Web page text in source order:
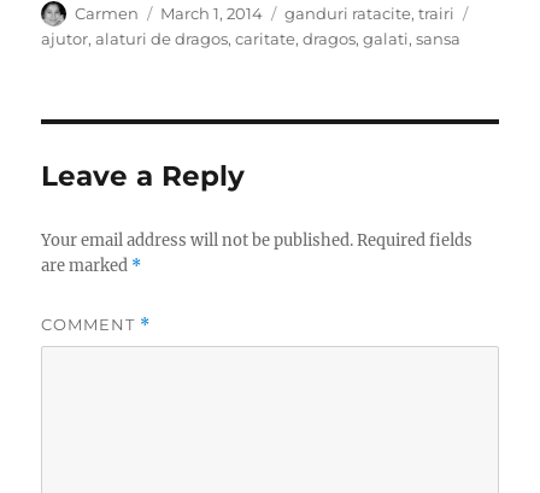
Author
Carmen
Posted
on
March 1, 2014 Categories
ganduri ratacite,trairi
ajutor,alaturi de dragos,caritate,dragos,galati,sansa
Leave a Reply
Your email address will not be published. Required fields
are marked *
COMMENT *